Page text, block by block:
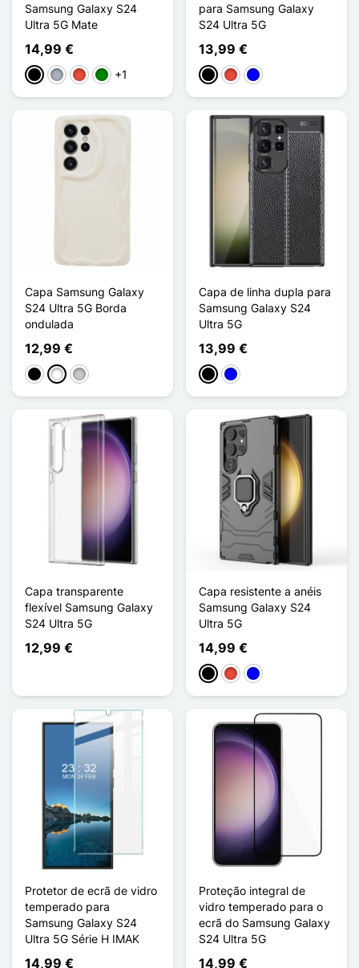
Samsung Galaxy S24
Ultra 5G Mate
14,99 €
PretoCinzentoVermelho
Verde
+1
para Samsung Galaxy
S24 Ultra 5G
13,99 €
PretoVermelho
Azul
Capa Samsung Galaxy
S24 Ultra 5G Borda
ondulada
12,99 €
PretoBrancoTransparente
Capa de linha dupla para
Samsung Galaxy S24
Ultra 5G
13,99 €
PretoAzul
Capa transparente
flexível Samsung Galaxy
S24 Ultra 5G
12,99 €
Capa resistente a anéis
Samsung Galaxy S24
Ultra 5G
14,99 €
PretoVermelho
Azul
Protetor de ecrã de vidro
temperado para
Samsung Galaxy S24
Ultra 5G Série H IMAK
14,99 €
Proteção integral de
vidro temperado para o
ecrã do Samsung Galaxy
S24 Ultra 5G
14,99 €